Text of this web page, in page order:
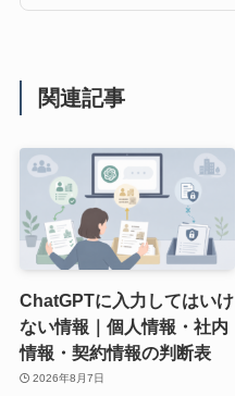
関連記事
ChatGPTに入力してはいけ
ない情報｜個人情報・社内
情報・契約情報の判断表
2026年8月7日